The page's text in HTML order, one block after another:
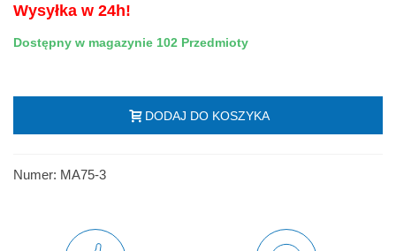
Wysyłka w 24h!
Dostępny w magazynie 102 Przedmioty
DODAJ DO KOSZYKA
Numer: MA75-3